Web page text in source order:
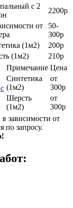
с 2
2200р
от
50-
300р
(1м2)
200р
(1м2)
210р
Примечание Цена
Синтетика
(1м2)
от
300р
Шерсть
(1м2)
от
300р
зависимости от
по запросу.